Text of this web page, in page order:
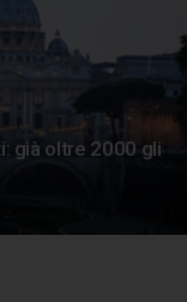
già oltre 2000 gli